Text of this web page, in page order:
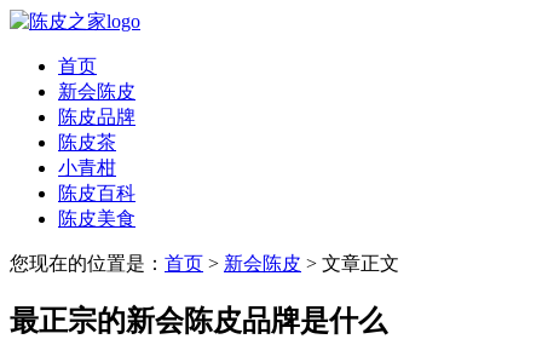
首页
新会陈皮
陈皮品牌
陈皮茶
小青柑
陈皮百科
陈皮美食
您现在的位置是： 首页 > 新会陈皮 > 文章正文
最正宗的新会陈皮品牌是什么